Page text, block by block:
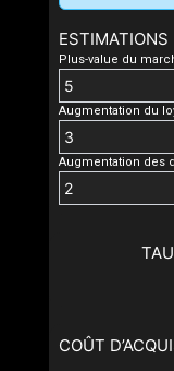
ESTIMATIONS
Plus-value du
Augmentation du
Augmentation des
COÛT